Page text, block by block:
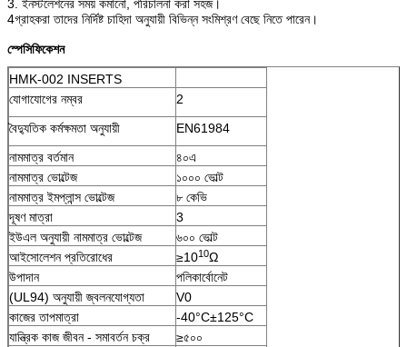
3. ইনস্টলেশনের সময় কমানো, পরিচালনা করা সহজ।
4গ্রাহকরা তাদের নির্দিষ্ট চাহিদা অনুযায়ী বিভিন্ন সংমিশ্রণ বেছে নিতে পারেন।
স্পেসিফিকেশন
HMK-002 INSERTS
যোগাযোগের নম্বর
2
বৈদ্যুতিক কর্মক্ষমতা অনুযায়ী
EN61984
নামমাত্র বর্তমান
৪০এ
নামমাত্র ভোল্টেজ
১০০০ ভোল্ট
নামমাত্র ইমপ্লান্স ভোল্টেজ
৮ কেভি
দূষণ মাত্রা
3
ইউএল অনুযায়ী নামমাত্র ভোল্টেজ
৬০০ ভোল্ট
আইসোলেশন প্রতিরোধের
≥1010Ω
উপাদান
পলিকার্বোনেট
(UL94) অনুযায়ী জ্বলনযোগ্যতা
V0
কাজের তাপমাত্রা
-40°C±125°C
যান্ত্রিক কাজ জীবন - সমাবর্তন চক্র
≥৫০০